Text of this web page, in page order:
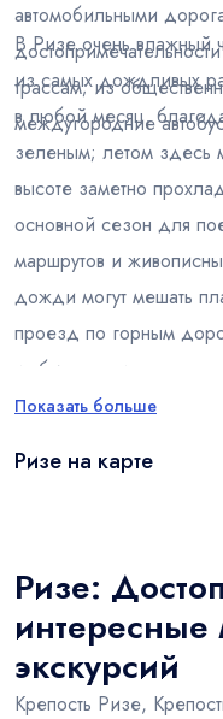
автомобильными
трассам; из
междугородние
В Ризе очень влажный
из самых дождливых
в любой месяц,
зеленым; летом здесь
высоте заметно
основной сезон для
маршрутов и
дожди могут мешать
проезд по горным
добираться до
Показать больше
Ризе на карте
Ризе:
интересные
экскурсий
Крепость Ризе,